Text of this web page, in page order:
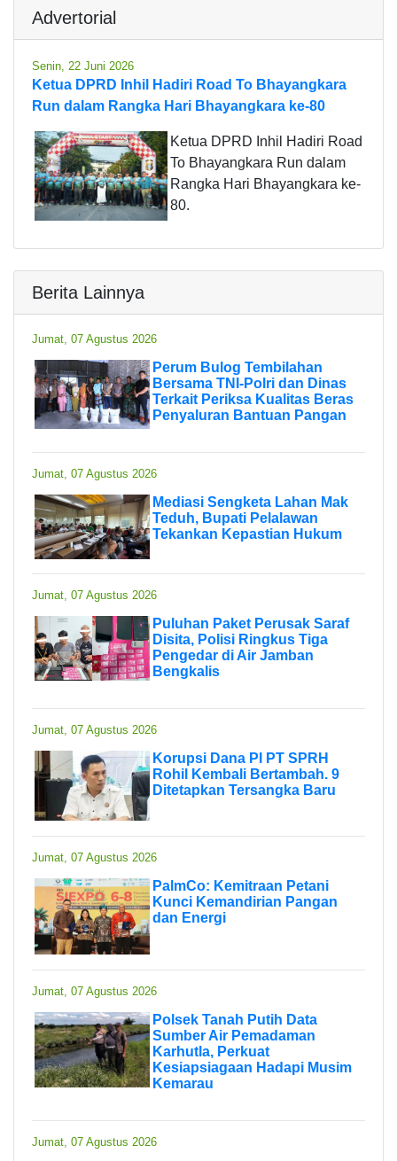
Advertorial
Senin, 22 Juni 2026
Ketua DPRD Inhil Hadiri Road To Bhayangkara
Run dalam Rangka Hari Bhayangkara ke-80
Ketua DPRD Inhil Hadiri Road
To Bhayangkara Run dalam
Rangka Hari Bhayangkara ke-
80.
Berita Lainnya
Jumat, 07 Agustus 2026
Perum Bulog Tembilahan
Bersama TNI-Polri dan Dinas
Terkait Periksa Kualitas Beras
Penyaluran Bantuan Pangan
Jumat, 07 Agustus 2026
Mediasi Sengketa Lahan Mak
Teduh, Bupati Pelalawan
Tekankan Kepastian Hukum
Jumat, 07 Agustus 2026
Puluhan Paket Perusak Saraf
Disita, Polisi Ringkus Tiga
Pengedar di Air Jamban
Bengkalis
Jumat, 07 Agustus 2026
Korupsi Dana PI PT SPRH
Rohil Kembali Bertambah. 9
Ditetapkan Tersangka Baru
Jumat, 07 Agustus 2026
PalmCo: Kemitraan Petani
Kunci Kemandirian Pangan
dan Energi
Jumat, 07 Agustus 2026
Polsek Tanah Putih Data
Sumber Air Pemadaman
Karhutla, Perkuat
Kesiapsiagaan Hadapi Musim
Kemarau
Jumat, 07 Agustus 2026